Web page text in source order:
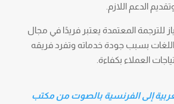
الدعم اللازم.
للترجمة المعتمدة يعتبر فريدًا في مجال
بسبب جودة خدماته وتفرد فريقه
العملاء بكفاءة.
إلى الفرنسية بالصوت من مكتب